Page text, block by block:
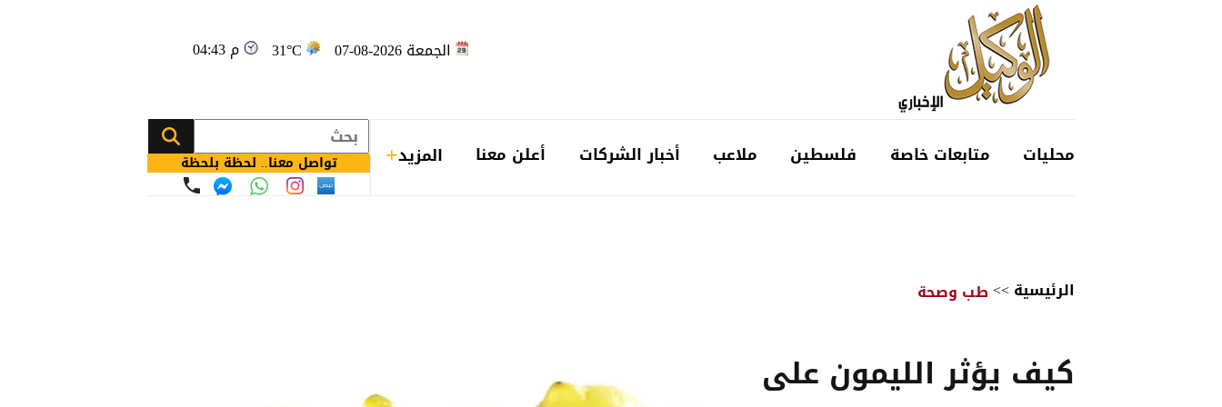
الجمعة 2026-08-07 31°C 04:43 م
محليات متابعات خاصة فلسطين ملاعب أخبار الشركات أعلن معنا المزيد تواصل معنا.. لحظة بلحظة
الرئيسية>>طب وصحة
كيف يؤثر الليمون على